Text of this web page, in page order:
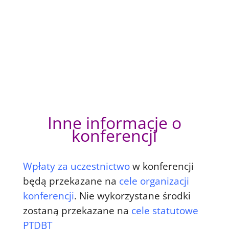
Inne informacje o
konferencji
Wpłaty za uczestnictwow konferencji
będą przekazane na cele organizacji
konferencji. Nie wykorzystane środki
zostaną przekazane na cele statutowe
PTDBT